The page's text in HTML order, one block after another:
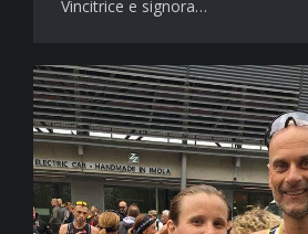
Vincitrice e signora…